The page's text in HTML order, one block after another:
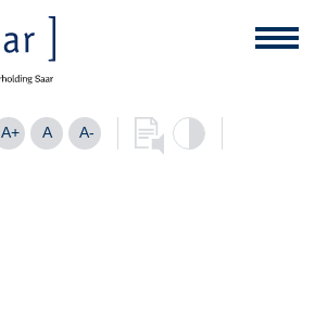
A+ A A-